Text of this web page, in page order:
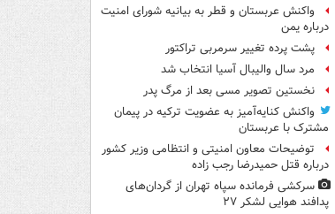
واکنش عربستان و قطر به بیانیه شورای امنیت
درباره یمن
پشت پرده تغییر سرمربی تراکتور
مرد سال والیبال آسیا انتخاب شد
نخستین تصویر مسی بعد از مرگ پدر
واکنش کنایه‌آمیز به عضویت ترکیه در پیمان
مشترک با عربستان
توضیحات معاون امنیتی و انتظامی وزیر کشور
درباره قتل حمیدرضا رجب زاده
سرکشی فرمانده سپاه تهران از گردان‌های
پدافند هوایی لشکر ۲۷